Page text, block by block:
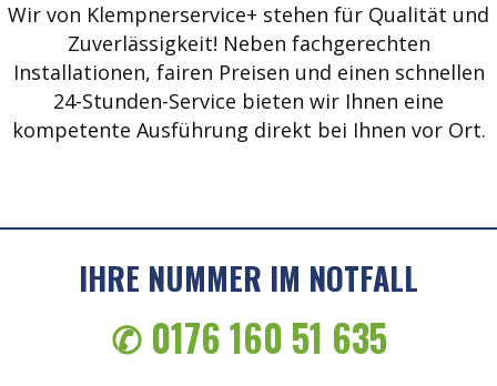
Wir von Klempnerservice+ stehen für Qualität und
Zuverlässigkeit! Neben fachgerechten
Installationen, fairen Preisen und einen schnellen
24-Stunden-Service bieten wir Ihnen eine
kompetente Ausführung direkt bei Ihnen vor Ort.
IHRE NUMMER IM NOTFALL
✆ 0176 160 51 635